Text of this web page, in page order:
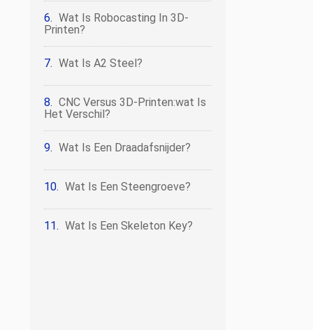
Wat Is Robocasting In 3D-
Printen?
Wat Is A2 Steel?
CNC Versus 3D-Printen:wat Is
Het Verschil?
Wat Is Een Draadafsnijder?
Wat Is Een Steengroeve?
Wat Is Een Skeleton Key?